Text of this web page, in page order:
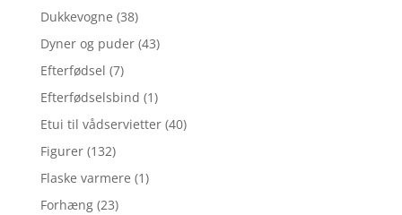
Dukkevogne (38)
Dyner og puder (43)
Efterfødsel (7)
Efterfødselsbind (1)
Etui til vådservietter (40)
Figurer (132)
Flaske varmere (1)
Forhæng (23)